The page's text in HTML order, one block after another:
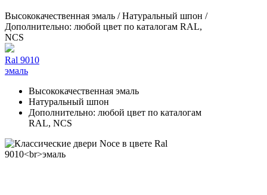
Высококачественная эмаль / Натуральный шпон /
Дополнительно: любой цвет по каталогам RAL,
NCS
Ral 9010
эмаль
Высококачественная эмаль
Натуральный шпон
Дополнительно: любой цвет по каталогам
RAL, NCS